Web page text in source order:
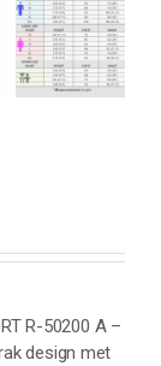
R-50200 A –
design met